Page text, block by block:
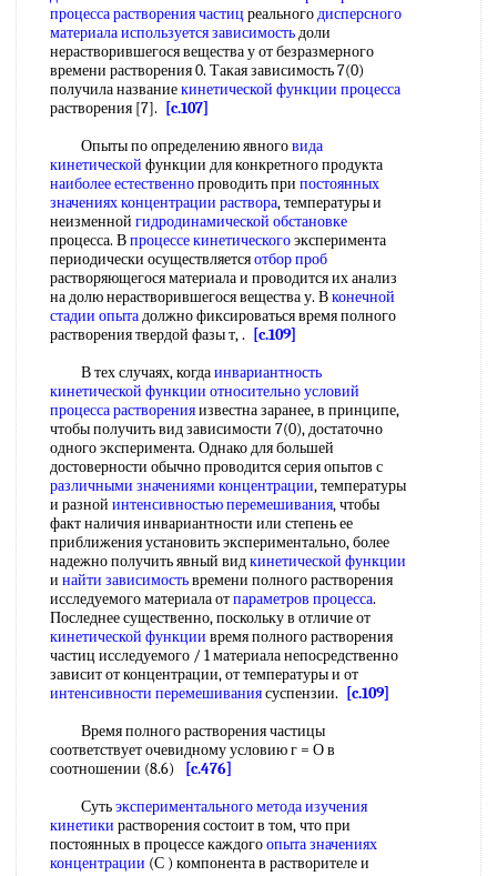
процессарастворения частиц реальногодисперсного
материалаиспользуется зависимостьдоли
нерастворившегося вещества у от безразмерного
времени растворения 0. Такая зависимость 7(0)
получила названиекинетической функции процесса
растворения [7].
[c.107]
Опыты по определению явноговида
кинетической функции для конкретного продукта
наиболее естественнопроводить при постоянных
значенияхконцентрации раствора, температуры и
неизменной гидродинамической обстановке
процесса. Впроцессе кинетическогоэксперимента
периодически осуществляетсяотбор проб
растворяющегося материала и проводится их анализ
на долю нерастворившегося вещества у. Вконечной
стадии опытадолжно фиксироваться время полного
растворения твердой фазы т, .
[c.109]
В тех случаях, когдаинвариантность
кинетической функции относительно условий
процесса растворенияизвестна заранее, в принципе,
чтобы получить вид зависимости 7(0), достаточно
одного эксперимента. Однако для большей
достоверности обычно проводится серия опытов с
различными значениями концентрации, температуры
и разной интенсивностью перемешивания, чтобы
факт наличия инвариантности или степень ее
приближения установить экспериментально, более
надежно получить явный видкинетической функции
и найти зависимостьвремени полного растворения
исследуемого материала отпараметров процесса.
Последнее существенно, поскольку в отличие от
кинетической функции время полного растворения
частиц исследуемого / 1 материала непосредственно
зависит от концентрации, от температуры и от
интенсивности перемешиваниясуспензии.
[c.109]
Время полного растворения частицы
соответствует очевидному условию г = О в
соотношении (8.6)
[c.476]
Сутьэкспериментального метода изучения
кинетики растворения состоит в том, что при
постоянных в процессе каждогоопытазначениях
концентрации (С ) компонента в растворителе и